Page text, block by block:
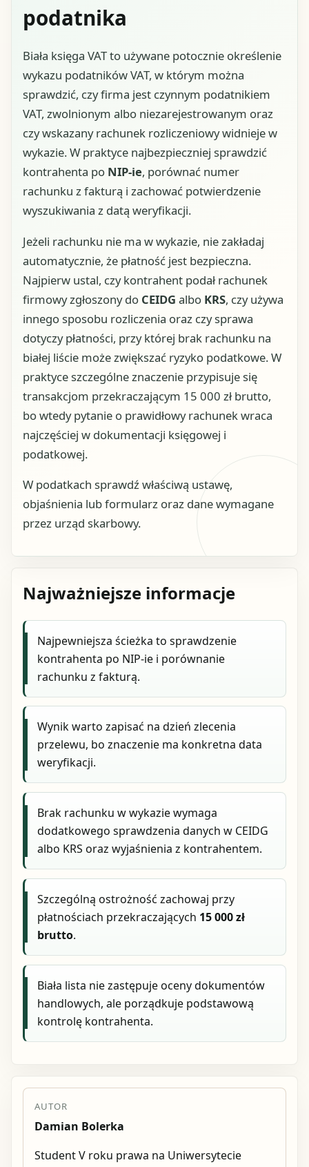
podatnika
Biała księga VAT to używane potocznie określenie
wykazu podatników VAT, w którym można
sprawdzić, czy firma jest czynnym podatnikiem
VAT, zwolnionym albo niezarejestrowanym oraz
czy wskazany rachunek rozliczeniowy widnieje w
wykazie. W praktyce najbezpieczniej sprawdzić
kontrahenta po NIP-ie, porównać numer
rachunku z fakturą i zachować potwierdzenie
wyszukiwania z datą weryfikacji.
Jeżeli rachunku nie ma w wykazie, nie zakładaj
automatycznie, że płatność jest bezpieczna.
Najpierw ustal, czy kontrahent podał rachunek
firmowy zgłoszony do CEIDG albo KRS, czy używa
innego sposobu rozliczenia oraz czy sprawa
dotyczy płatności, przy której brak rachunku na
białej liście może zwiększać ryzyko podatkowe. W
praktyce szczególne znaczenie przypisuje się
transakcjom przekraczającym 15 000 zł brutto,
bo wtedy pytanie o prawidłowy rachunek wraca
najczęściej w dokumentacji księgowej i
podatkowej.
W podatkach sprawdź właściwą ustawę,
objaśnienia lub formularz oraz dane wymagane
przez urząd skarbowy.
Najważniejsze informacje
Najpewniejsza ścieżka to sprawdzenie
kontrahenta po NIP-ie i porównanie
rachunku z fakturą.
Wynik warto zapisać na dzień zlecenia
przelewu, bo znaczenie ma konkretna data
weryfikacji.
Brak rachunku w wykazie wymaga
dodatkowego sprawdzenia danych w CEIDG
albo KRS oraz wyjaśnienia z kontrahentem.
Szczególną ostrożność zachowaj przy
płatnościach przekraczających 15 000 zł
brutto.
Biała lista nie zastępuje oceny dokumentów
handlowych, ale porządkuje podstawową
kontrolę kontrahenta.
AUTOR
Damian Bolerka
Student V roku prawa na Uniwersytecie